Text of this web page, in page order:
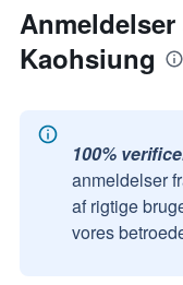
Anmeldelser
Kaohsiung
100%
anmeldelser
af rigtige
vores